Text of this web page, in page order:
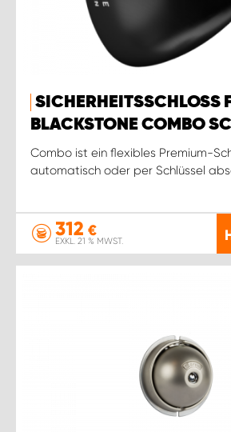
SICHERHEITSSCHLOSS
BLACKSTONE COMBO
Combo ist ein flexibles Premium-
automatisch oder per Schlüssel
312 €
EXKL. 21 % MWST.